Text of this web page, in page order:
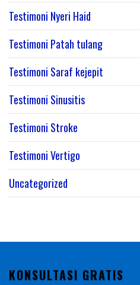
Testimoni Nyeri Haid
Testimoni Patah tulang
Testimoni Saraf kejepit
Testimoni Sinusitis
Testimoni Stroke
Testimoni Vertigo
Uncategorized
KONSULTASI GRATIS